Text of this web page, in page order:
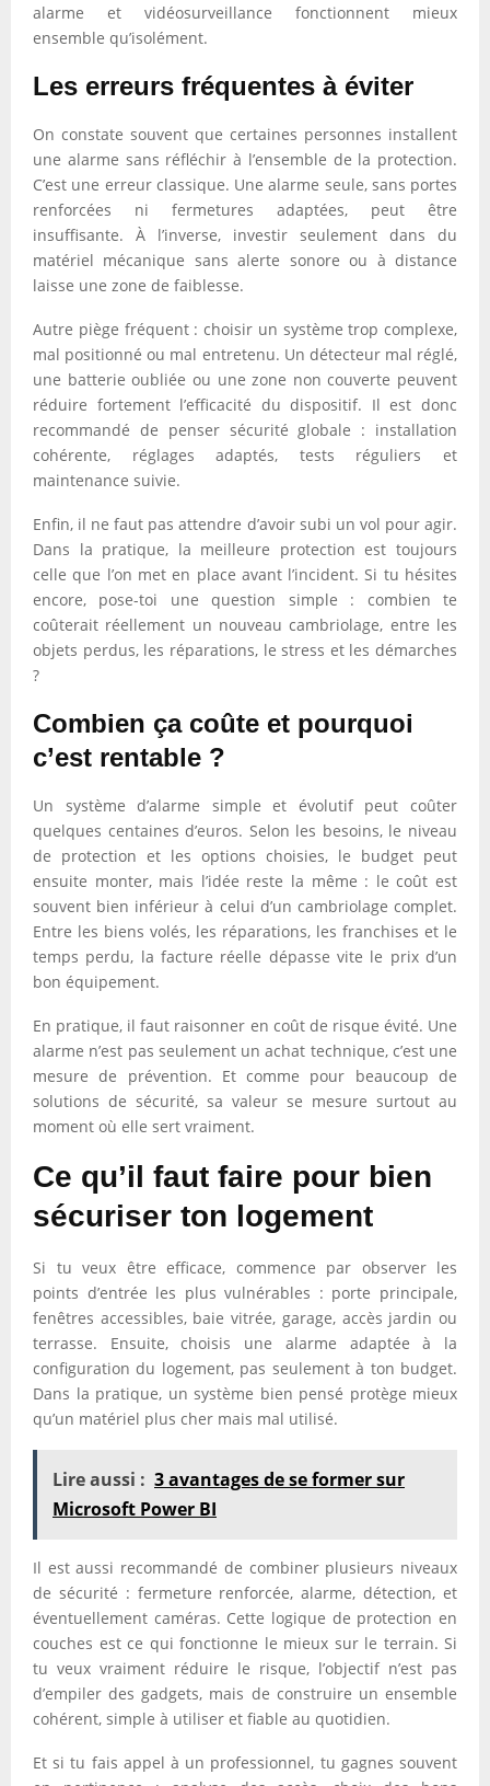
alarme et vidéosurveillance fonctionnent mieux
ensemble qu’isolément.
Les erreurs fréquentes à éviter
On constate souvent que certaines personnes installent
une alarme sans réfléchir à l’ensemble de la protection.
C’est une erreur classique. Une alarme seule, sans portes
renforcées ni fermetures adaptées, peut être
insuffisante. À l’inverse, investir seulement dans du
matériel mécanique sans alerte sonore ou à distance
laisse une zone de faiblesse.
Autre piège fréquent : choisir un système trop complexe,
mal positionné ou mal entretenu. Un détecteur mal réglé,
une batterie oubliée ou une zone non couverte peuvent
réduire fortement l’efficacité du dispositif. Il est donc
recommandé de penser sécurité globale : installation
cohérente, réglages adaptés, tests réguliers et
maintenance suivie.
Enfin, il ne faut pas attendre d’avoir subi un vol pour agir.
Dans la pratique, la meilleure protection est toujours
celle que l’on met en place avant l’incident. Si tu hésites
encore, pose-toi une question simple : combien te
coûterait réellement un nouveau cambriolage, entre les
objets perdus, les réparations, le stress et les démarches
?
Combien ça coûte et pourquoi
c’est rentable ?
Un système d’alarme simple et évolutif peut coûter
quelques centaines d’euros. Selon les besoins, le niveau
de protection et les options choisies, le budget peut
ensuite monter, mais l’idée reste la même : le coût est
souvent bien inférieur à celui d’un cambriolage complet.
Entre les biens volés, les réparations, les franchises et le
temps perdu, la facture réelle dépasse vite le prix d’un
bon équipement.
En pratique, il faut raisonner en coût de risque évité. Une
alarme n’est pas seulement un achat technique, c’est une
mesure de prévention. Et comme pour beaucoup de
solutions de sécurité, sa valeur se mesure surtout au
moment où elle sert vraiment.
Ce qu’il faut faire pour bien
sécuriser ton logement
Si tu veux être efficace, commence par observer les
points d’entrée les plus vulnérables : porte principale,
fenêtres accessibles, baie vitrée, garage, accès jardin ou
terrasse. Ensuite, choisis une alarme adaptée à la
configuration du logement, pas seulement à ton budget.
Dans la pratique, un système bien pensé protège mieux
qu’un matériel plus cher mais mal utilisé.
Lire aussi : 3 avantages de se former sur
Microsoft Power BI
Il est aussi recommandé de combiner plusieurs niveaux
de sécurité : fermeture renforcée, alarme, détection, et
éventuellement caméras. Cette logique de protection en
couches est ce qui fonctionne le mieux sur le terrain. Si
tu veux vraiment réduire le risque, l’objectif n’est pas
d’empiler des gadgets, mais de construire un ensemble
cohérent, simple à utiliser et fiable au quotidien.
Et si tu fais appel à un professionnel, tu gagnes souvent